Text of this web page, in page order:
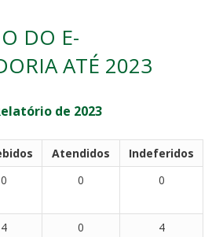
DO E-
ATÉ 2023
de 2023
Atendidos
Indeferidos
0 0 0
4 0 4